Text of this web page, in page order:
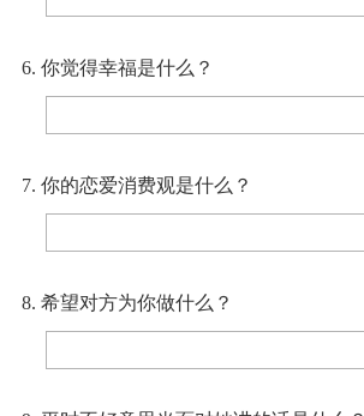
6. 你觉得幸福是什么？
7. 你的恋爱消费观是什么？
8. 希望对方为你做什么？